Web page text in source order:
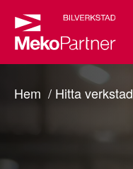
Hem Hitta verkstad